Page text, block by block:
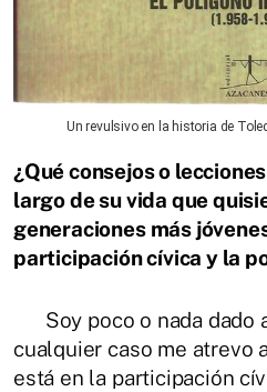
Un revulsivo en la historia de
¿Qué consejos o
largo de su vida que
generaciones más
participación cívica y la
Soy poco o nada dado
cualquier caso me atrevo
está en la participación